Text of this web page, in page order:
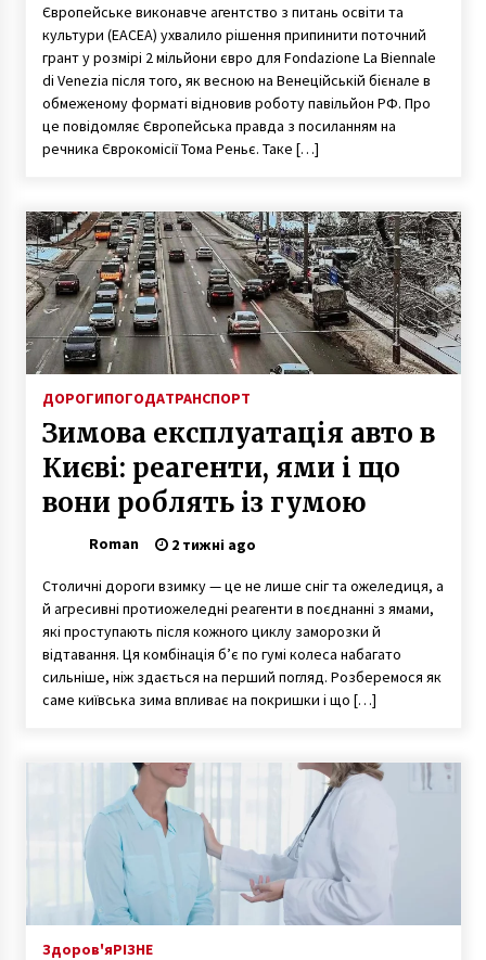
Європейське виконавче агентство з питань освіти та
культури (EACEA) ухвалило рішення припинити поточний
грант у розмірі 2 мільйони євро для Fondazione La Biennale
di Venezia після того, як весною на Венеційській бієнале в
обмеженому форматі відновив роботу павільйон РФ. Про
це повідомляє Європейська правда з посиланням на
речника Єврокомісії Тома Реньє. Таке […]
ДОРОГИПОГОДАТРАНСПОРТ
Зимова експлуатація авто в
Києві: реагенти, ями і що
вони роблять із гумою
Roman 2 тижні ago
Столичні дороги взимку — це не лише сніг та ожеледиця, а
й агресивні протиожеледні реагенти в поєднанні з ямами,
які проступають після кожного циклу заморозки й
відтавання. Ця комбінація б’є по гумі колеса набагато
сильніше, ніж здається на перший погляд. Розберемося як
саме київська зима впливає на покришки і що […]
Здоров'яРІЗНЕ